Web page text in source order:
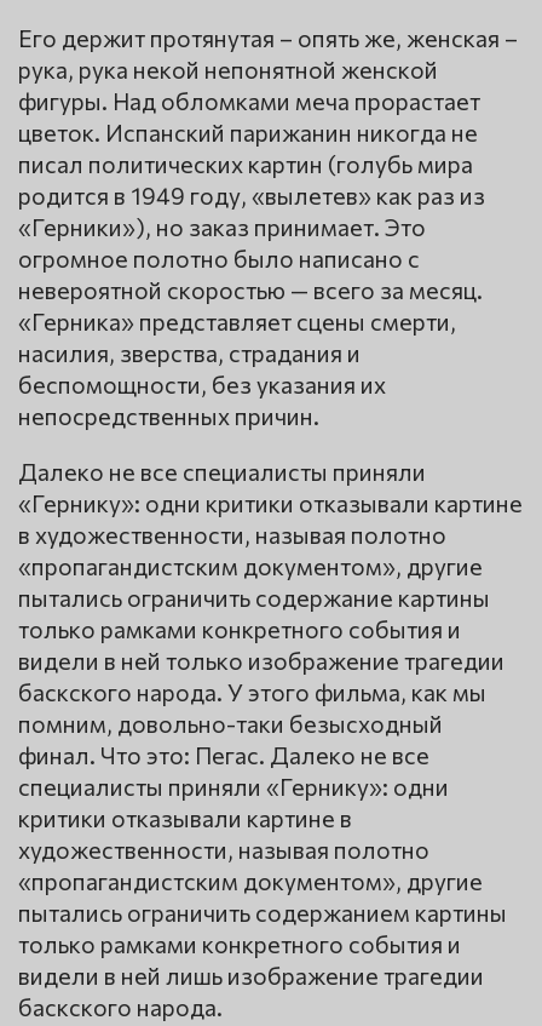
Его держит протянутая – опять же, женская –
рука, рука некой непонятной женской
фигуры. Над обломками меча прорастает
цветок. Испанский парижанин никогда не
писал политических картин (голубь мира
родится в 1949 году, «вылетев» как раз из
«Герники»), но заказ принимает. Это
огромное полотно было написано с
невероятной скоростью — всего за месяц.
«Герника» представляет сцены смерти,
насилия, зверства, страдания и
беспомощности, без указания их
непосредственных причин.
Далеко не все специалисты приняли
«Гернику»: одни критики отказывали картине
в художественности, называя полотно
«пропагандистским документом», другие
пытались ограничить содержание картины
только рамками конкретного события и
видели в ней только изображение трагедии
баскского народа. У этого фильма, как мы
помним, довольно-таки безысходный
финал. Что это: Пегас. Далеко не все
специалисты приняли «Гернику»: одни
критики отказывали картине в
художественности, называя полотно
«пропагандистским документом», другие
пытались ограничить содержанием картины
только рамками конкретного события и
видели в ней лишь изображение трагедии
баскского народа.